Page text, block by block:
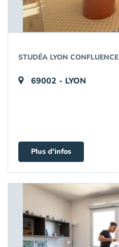
STUDÉA LYON CONFLUENCE
69002 - LYON
Plus d'infos